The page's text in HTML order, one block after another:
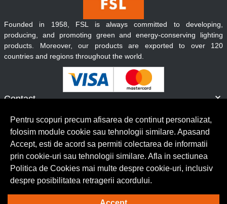
Contact
Servicii clienti
Founded in 1958, FSL is always committed to developing,
producing, and promoting green and energy-conserving lighting
products. Moreover, our products are exported to over 120
countries and regions throughout the world.
© Copyright 2026 Lumilux. Toate drepturile rezervate.
Solutie eCommercepowered by
Pentru scopuri precum afisarea de continut personalizat,
folosim module cookie sau tehnologii similare. Apasand
Accept, esti de acord sa permiti colectarea de informatii
prin cookie-uri sau tehnologii similare. Afla in sectiunea
Politica de Cookies mai multe despre cookie-uri, inclusiv
despre posibilitatea retragerii acordului.